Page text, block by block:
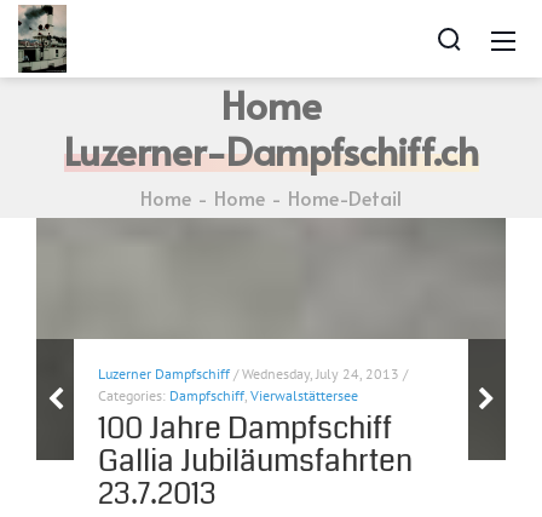
Home
Luzerner-Dampfschiff.ch
Home Home Home-Detail
Luzerner Dampfschiff / Wednesday, July 24, 2013 /
Categories: Dampfschiff,Vierwalstättersee
100 Jahre Dampfschiff
Gallia Jubiläumsfahrten
23.7.2013